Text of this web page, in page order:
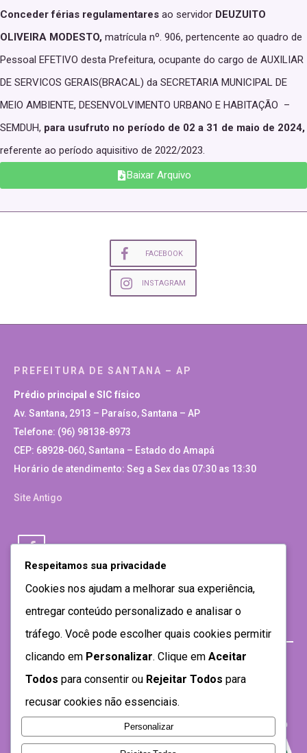
Conceder férias regulamentares ao servidor DEUZUITO
OLIVEIRA MODESTO, matrícula nº. 906, pertencente ao quadro de
Pessoal EFETIVO desta Prefeitura, ocupante do cargo de AUXILIAR
DE SERVICOS GERAIS(BRACAL) da SECRETARIA MUNICIPAL DE
MEIO AMBIENTE, DESENVOLVIMENTO URBANO E HABITAÇÃO –
SEMDUH, para usufruto no período de 02 a 31 de maio de 2024,
referente ao período aquisitivo de 2022/2023.
Baixar Arquivo
FACEBOOK
INSTAGRAM
PREFEITURA DE SANTANA – AP
Prédio principal e SIC físico
Av. Santana, 2913 – Paraíso, Santana – AP
Telefone: (96) 98138-8973
CEP: 68928-060, Santana – Estado do Amapá
Horário de atendimento: Seg a Sex das 07:30 as 13:30
Site Antigo
Respeitamos sua privacidade
Cookies nos ajudam a melhorar sua experiência,
entregar conteúdo personalizado e analisar o
tráfego. Você pode escolher quais cookies permitir
clicando em Personalizar. Clique em Aceitar
Todos para consentir ou Rejeitar Todos para
recusar cookies não essenciais.
Personalizar